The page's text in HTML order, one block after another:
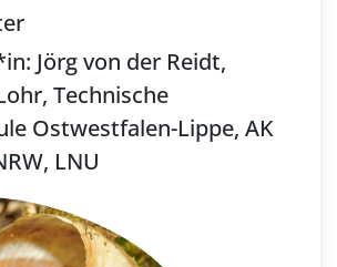
Jörg von der Reidt,
Technische
Ostwestfalen-Lippe, AK
LNU